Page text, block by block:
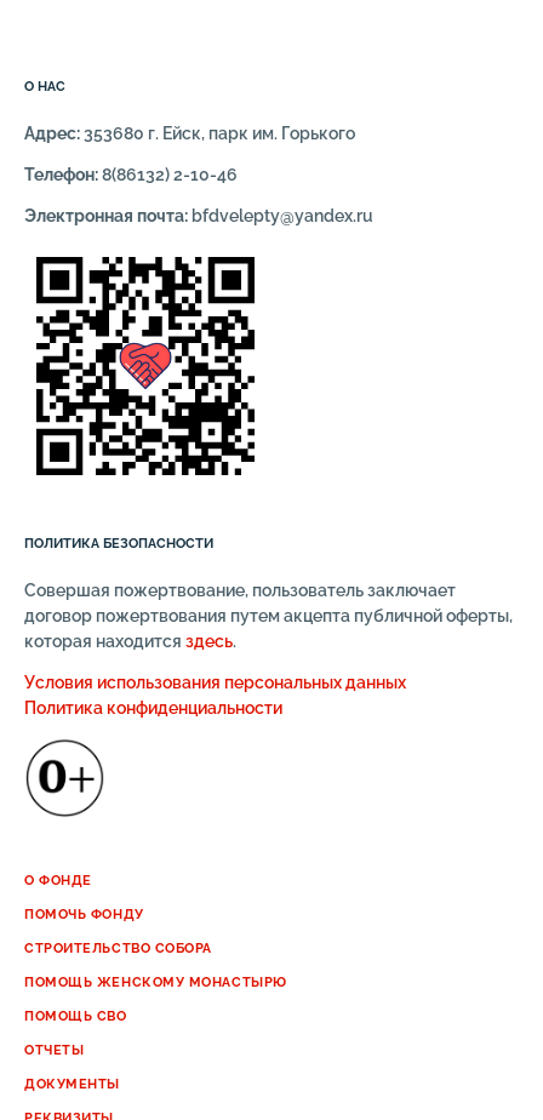
О НАС
Адрес:353680 г. Ейск, парк им. Горького
Телефон:8(86132) 2-10-46
Электронная почта: bfdvelepty@yandex.ru
О ФОНДЕ
ПОМОЧЬ ФОНДУ
СТРОИТЕЛЬСТВО СОБОРА
ПОМОЩЬ ЖЕНСКОМУ МОНАСТЫРЮ
ПОМОЩЬ СВО
ОТЧЕТЫ
ДОКУМЕНТЫ
ПОЛИТИКА БЕЗОПАСНОСТИ
Совершая пожертвование, пользователь заключает
договор пожертвования путем акцепта публичной оферты,
которая находится здесь.
Условия использования персональных данных
Политика конфиденциальности